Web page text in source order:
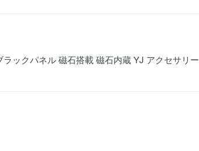
ックパネル 磁石搭載 磁石内蔵 YJ アクセサリー